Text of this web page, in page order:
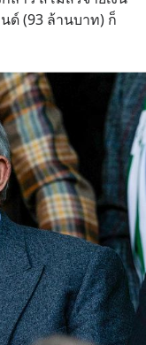
ฐกิจไทย
ด์ (93 ล้านบาท) ก็